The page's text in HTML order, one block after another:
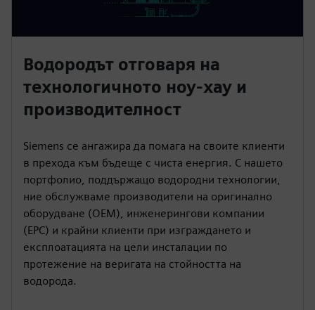
Водородът отговаря на
технологичното ноу-хау и
производителност
Siemens се ангажира да помага на своите клиенти
в прехода към бъдеще с чиста енергия. С нашето
портфолио, поддържащо водородни технологии,
ние обслужваме производители на оригинално
оборудване (OEM), инженерингови компании
(EPC) и крайни клиенти при изграждането и
експлоатацията на цели инсталации по
протежение на веригата на стойността на
водорода.